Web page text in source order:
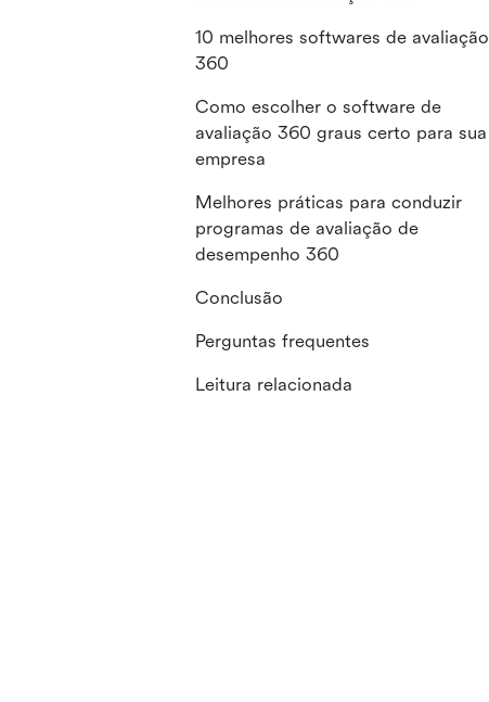
10 melhores softwares de avaliação
360
Como escolher o software de
avaliação 360 graus certo para sua
empresa
Melhores práticas para conduzir
programas de avaliação de
desempenho 360
Conclusão
Perguntas frequentes
Leitura relacionada